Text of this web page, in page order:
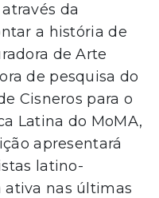
da
a história de
de Arte
de pesquisa do
Cisneros para o
Latina do MoMA,
apresentará
latino-
ativa nas últimas